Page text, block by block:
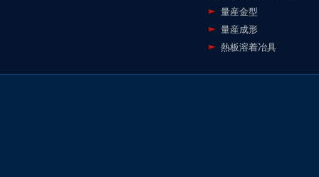
量産金型
量産成形
熱板溶着冶具